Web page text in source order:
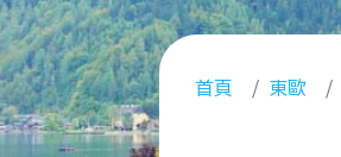
首頁 東歐